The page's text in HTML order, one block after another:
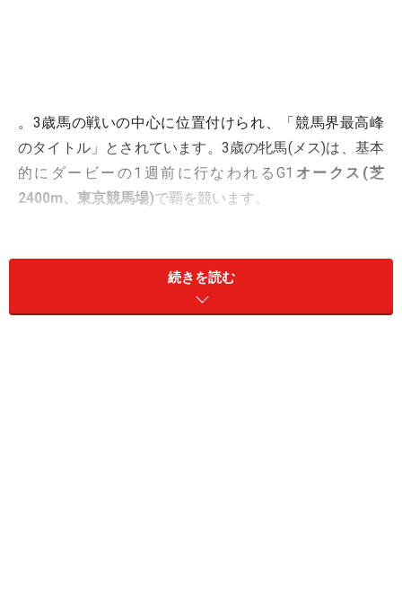
。3歳馬の戦いの中心に位置付けられ、「競馬界最高峰
のタイトル」とされています。3歳の牝馬(メス)は、基本
的にダービーの1週前に行なわれるG1 オークス(芝
2400m、東京競馬場)で覇を競います。
くの年では5月末の開催。ということで、ここでは「5月
の注目レース」として紹介します。
続きを読む